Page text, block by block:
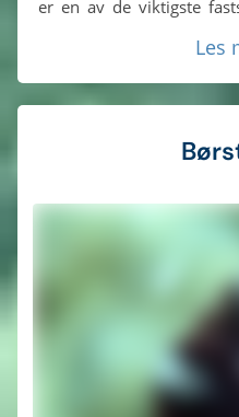
er en av de viktigste
tar opp næringsstoffer
hovedåpningen, kalt
Les